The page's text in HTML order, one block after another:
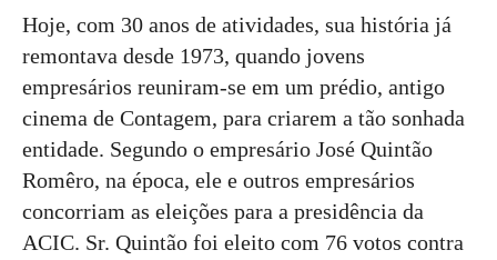
Hoje, com 30 anos de atividades, sua história já
remontava desde 1973, quando jovens
empresários reuniram-se em um prédio, antigo
cinema de Contagem, para criarem a tão sonhada
entidade. Segundo o empresário José Quintão
Romêro, na época, ele e outros empresários
concorriam as eleições para a presidência da
ACIC. Sr. Quintão foi eleito com 76 votos contra